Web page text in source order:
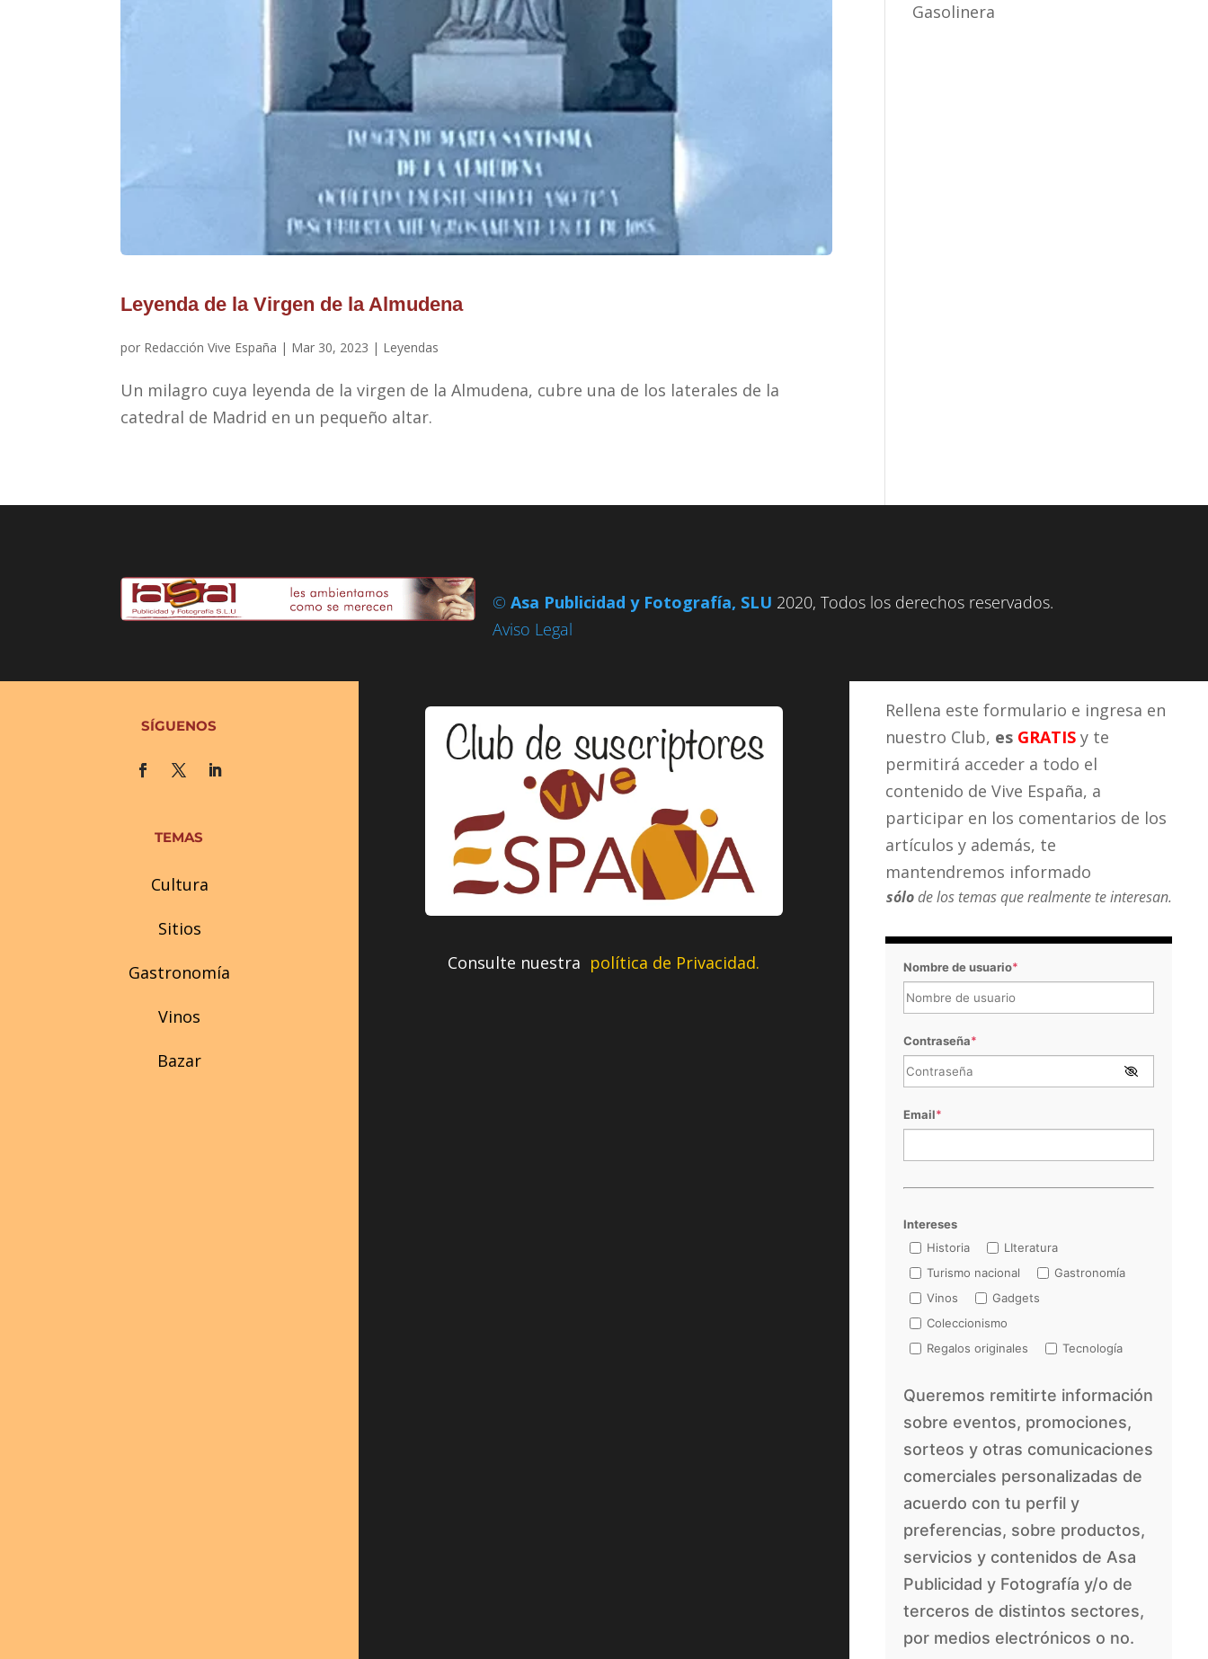
Leyenda de la Virgen de la Almudena
por Redacción Vive España | Mar 30, 2023 | Leyendas
Un milagro cuya leyenda de la virgen de la Almudena, cubre una de los laterales de la
catedral de Madrid en un pequeño altar.
Gasolinera
©Asa Publicidad y Fotografía, SLU 2020, Todos los derechos reservados.
Aviso Legal
SÍGUENOS
TEMAS
Cultura
Sitios
Gastronomía
Vinos
Bazar
Consulte nuestra política de Privacidad.
Rellena este formulario e ingresa en
nuestro Club, es GRATIS y te
permitirá acceder a todo el
contenido de Vive España, a
participar en los comentarios de los
artículos y además, te
mantendremos informado
sólode los temas que realmente te interesan.
Nombre de usuario*
Contraseña*
Email*
Intereses
Historia
LIteratura
Turismo nacional
Gastronomía
Vinos
Gadgets
Coleccionismo
Regalos originales
Tecnología
Queremos remitirte información
sobre eventos, promociones,
sorteos y otras comunicaciones
comerciales personalizadas de
acuerdo con tu perfil y
preferencias, sobre productos,
servicios y contenidos de Asa
Publicidad y Fotografía y/o de
terceros de distintos sectores,
por medios electrónicos o no.